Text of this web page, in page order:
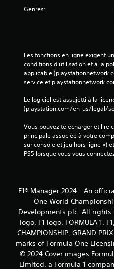
Genres:
Les fonctions en ligne exigent
conditions d’utilisation et à la
applicable
service et
Le logiciel est assujetti à la
(playstation.com/en-us/legal/
Vous pouvez télécharger et lire
principale associée à votre
sur console et jeu hors ligne »)
PS5 lorsque vous vous
F1® Manager 2024 - An
One World
Developments plc. All rights
logo, F1 logo, FORMULA 1,
CHAMPIONSHIP, GRAND
marks of Formula One
© 2024 Cover images
Limited, a Formula 1